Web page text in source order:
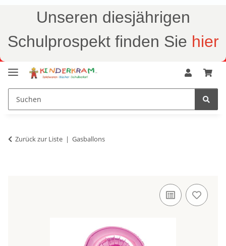
Unseren diesjährigen
Schulprospekt finden Sie hier
Zurück zur Liste Gasballons